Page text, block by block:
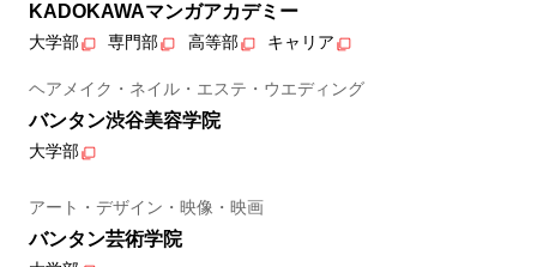
KADOKAWAマンガアカデミー
大学部 専門部 高等部 キャリア
ヘアメイク・ネイル・エステ・ウエディング
バンタン渋谷美容学院
大学部
アート・デザイン・映像・映画
バンタン芸術学院